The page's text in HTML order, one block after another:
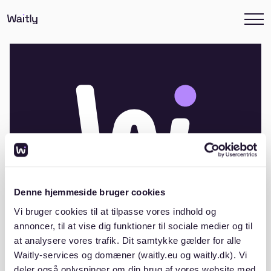
Denne hjemmeside bruger cookies
Vi bruger cookies til at tilpasse vores indhold og
annoncer, til at vise dig funktioner til sociale medier og til
at analysere vores trafik. Dit samtykke gælder for alle
Waitly-services og domæner (waitly.eu og waitly.dk). Vi
Andelsboligforeningen Helgenæsgade
6 og 6a